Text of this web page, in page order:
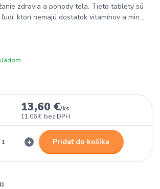
zdravia a pohody tela. Tieto tablety sú
ktorí nemajú dostatok vitamínov a min...
13,60 €/ks
11,06 € bez DPH
Pridať do košíka